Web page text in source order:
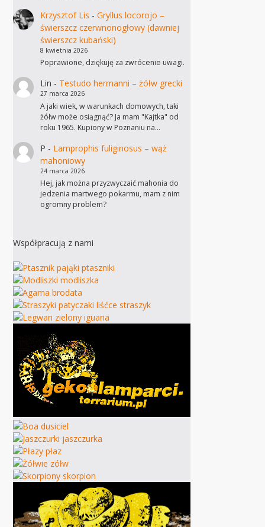
Krzysztof Lis - Gryllus locorojo –
świerszcz czerwnonogłowy (dawniej
świerszcz kubański)
8 kwietnia 2026
Poprawione, dziękuję za zwrócenie uwagi.
Lin - Testudo hermanni – żółw grecki
27 marca 2026
A jaki wiek, w warunkach domowych, taki
żółw może osiągnąć? Ja mam "Kajtka" od
roku 1965. Kupiony w Poznaniu na…
P - Lamprophis fuliginosus – wąż
mahoniowy
24 marca 2026
Hej, jak można przyzwyczaić mahonia do
jedzenia martwego pokarmu, mam z nim
ogromny problem?
Współpracują z nami